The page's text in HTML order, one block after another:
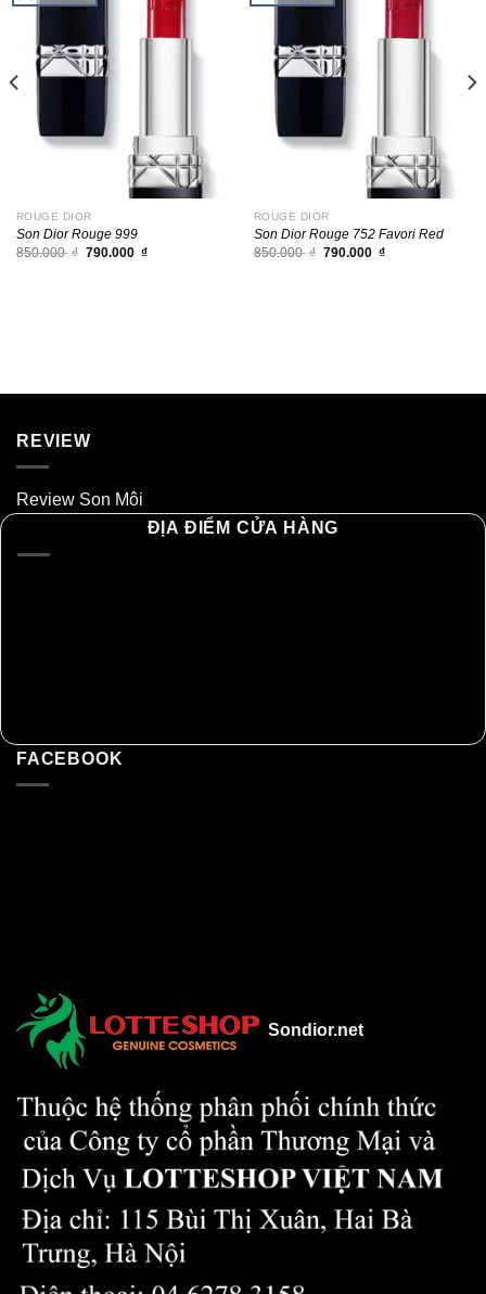
ROUGE DIOR
Son Dior Rouge 999
850.000 ₫ Giá
790.000 ₫Giá
ROUGE DIOR
Son Dior Rouge 752 Favori Red
850.000 ₫ Giá
790.000 ₫Giá
REVIEW
Review Son Môi
ĐỊA ĐIỂM CỬA HÀNG
FACEBOOK
Sondior.net